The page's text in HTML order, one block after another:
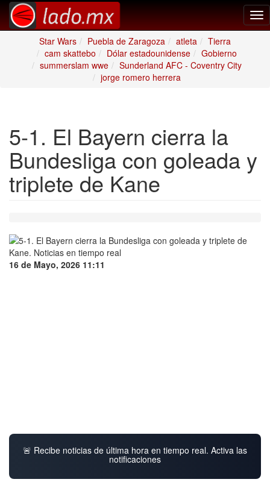
Star Wars
Puebla de Zaragoza atleta
Tierra
cam skattebo
Dólar estadounidense
Gobierno
summerslam wwe
Sunderland AFC - Coventry City
jorge romero herrera
5-1. El Bayern cierra la
Bundesliga con goleada y
triplete de Kane
16 de Mayo, 2026 11:11
🚨 Recibe noticias de última hora en tiempo real. Activa las
notificaciones